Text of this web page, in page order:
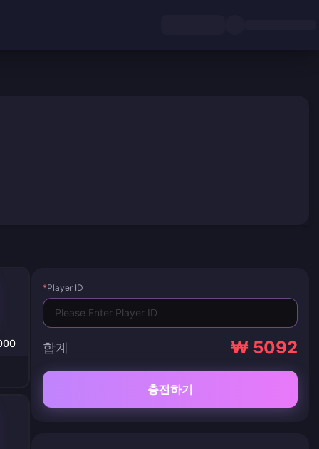
*Player ID
합계 ₩ 5092
충전하기